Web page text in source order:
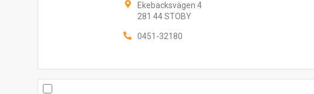
Ekebacksvägen 4
281 44 STOBY
0451-32180